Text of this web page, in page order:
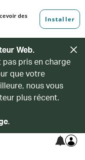
Web.
pas pris en charge
que votre
nous vous
plus récent.
.